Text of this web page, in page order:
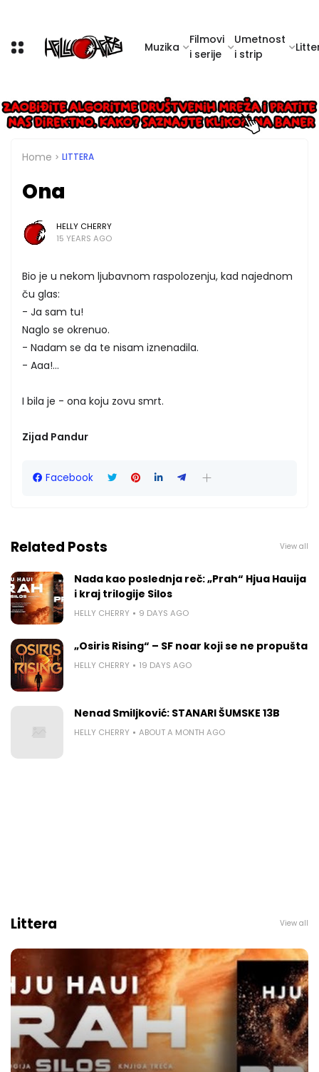
Muzika
Filmovi
i serije
Umetnost
i strip
Home LITTERA
Ona
HELLY CHERRY
15 YEARS AGO
Bio je u nekom ljubavnom raspolozenju, kad najednom
ču glas:
- Ja sam tu!
Naglo se okrenuo.
- Nadam se da te nisam iznenadila.
- Aaa!...
I bila je - ona koju zovu smrt.
Zijad Pandur
Facebook
Related Posts View all
Nada kao poslednja reč: „Prah“ Hjua Hauija
i kraj trilogije Silos
HELLY CHERRY 9 DAYS AGO
„Osiris Rising“ – SF noar koji se ne propušta
HELLY CHERRY 19 DAYS AGO
Nenad Smiljković: STANARI ŠUMSKE 13B
HELLY CHERRY ABOUT A MONTH AGO
Littera View all